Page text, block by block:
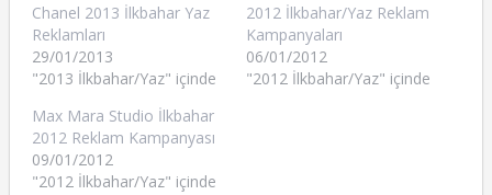
Chanel 2013 İlkbahar Yaz
Reklamları
29/01/2013
"2013 İlkbahar/Yaz" içinde
2012 İlkbahar/Yaz Reklam
Kampanyaları
06/01/2012
"2012 İlkbahar/Yaz" içinde
Max Mara Studio İlkbahar
2012 Reklam Kampanyası
09/01/2012
"2012 İlkbahar/Yaz" içinde